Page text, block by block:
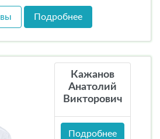
Подробнее
Кажанов
Анатолий
Викторович
Подробнее